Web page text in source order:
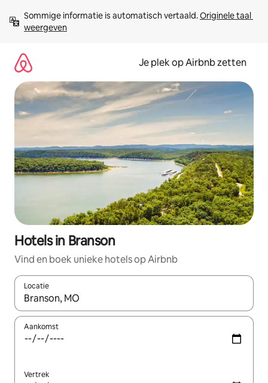
direct
naar
Sommige informatie is automatisch vertaald. Originele taal
weergeven
Je plek op Airbnb zetten
Hotels in Branson
Vind en boek unieke hotels op Airbnb
Locatie
Wanneer er resultaten beschikbaar zijn, maak je een keuze
Aankomst
Vertrek